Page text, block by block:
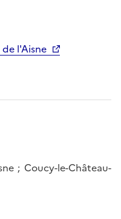
l'Aisne
; Coucy-le-Château-